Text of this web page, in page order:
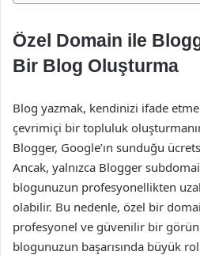
Özel Domain ile
Bir Blog Oluşturma
Blog yazmak, kendinizi ifade
çevrimiçi bir topluluk
Blogger, Google’ın sunduğu
Ancak, yalnızca Blogger
blogunuzun profesyonellikten
olabilir. Bu nedenle, özel bir
profesyonel ve güvenilir bir
blogunuzun başarısında büyük